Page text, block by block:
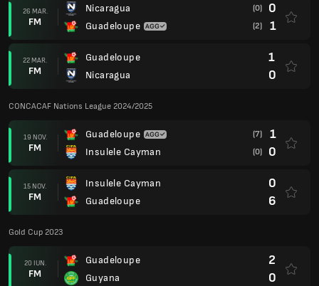
26 MAR.
FM
Nicaragua
Guadeloupe
(0) 0
(2) 1
22 MAR.
FM
Guadeloupe
Nicaragua
1
0
CONCACAF Nations League 2024/2025
19 NOV.
FM
Guadeloupe
Insulele Cayman
(7) 1
(0) 0
15 NOV.
FM
Insulele Cayman
Guadeloupe
0
6
Gold Cup 2023
20 IUN.
FM
Guadeloupe
Guyana
2
0